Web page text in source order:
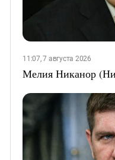
11:07, 7 августа 2026
Мелия Никанор